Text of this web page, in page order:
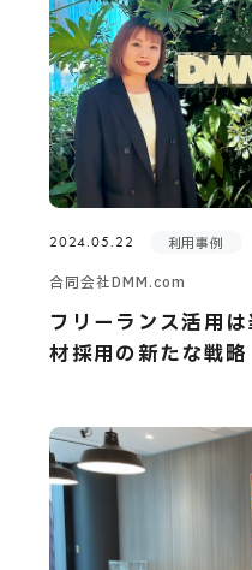
2024.05.22 利用事例
合同会社DMM.com
フリーランス活用
材採用の新たな戦略